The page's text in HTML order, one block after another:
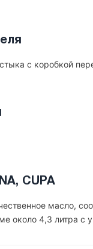
с коробкой
CUPA
масло,
около 4,3 литра с